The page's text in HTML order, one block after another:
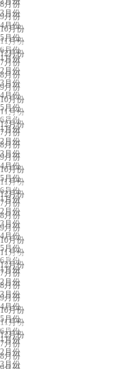
8月份
9月份
10月份
11月份
12月份
3月份
4月份
5月份
6月份
7月份
8月份
9月份
10月份
11月份
12月份
青岛展会排期
1月份
2月份
3月份
4月份
5月份
6月份
7月份
8月份
9月份
10月份
11月份
12月份
东莞展会排期
1月份
2月份
3月份
4月份
5月份
6月份
7月份
8月份
9月份
10月份
11月份
12月份
天津展会排期
1月份
2月份
3月份
4月份
5月份
6月份
7月份
8月份
9月份
10月份
11月份
12月份
合肥展会排期
1月份
2月份
3月份
4月份
5月份
6月份
7月份
8月份
福州展会排期
1月份
2月份
3月份